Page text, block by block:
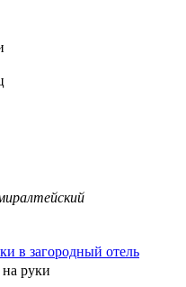
в загородный отель
на руки